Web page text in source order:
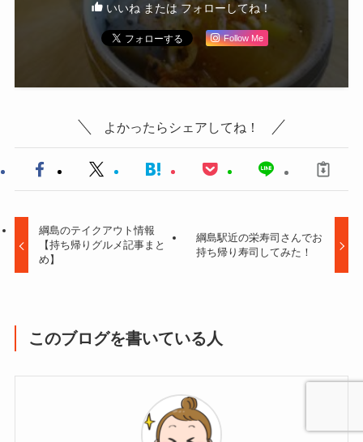
いいね または フォローしてね！
Follow Me
よかったらシェアしてね！
綱島のテイクアウト情報
【持ち帰りグルメ記事まと
め】
綱島駅近の栄寿司さんでお
持ち帰り寿司してみた！
このブログを書いている人